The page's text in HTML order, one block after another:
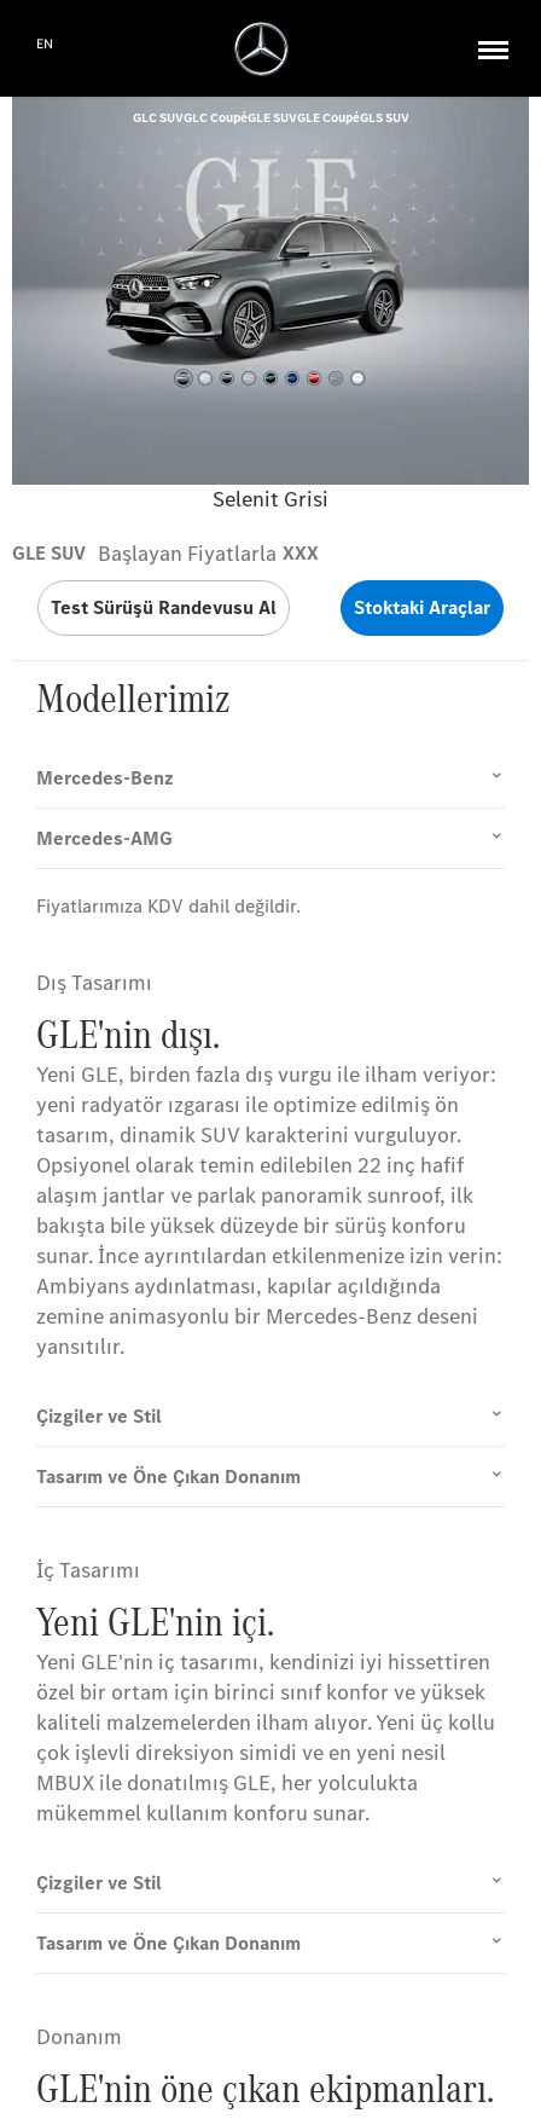
EN
Selenit Grisi
GLC SUVGLC CoupéGLE SUVGLE CoupéGLS SUV
GLE SUV Başlayan Fiyatlarla XXX
Test Sürüşü Randevusu Al Stoktaki Araçlar
Modellerimiz
Mercedes-Benz
Mercedes-AMG
Fiyatlarımıza KDV dahil değildir.
Dış Tasarımı
GLE'nin dışı.
Yeni GLE, birden fazla dış vurgu ile ilham veriyor:
yeni radyatör ızgarası ile optimize edilmiş ön
tasarım, dinamik SUV karakterini vurguluyor.
Opsiyonel olarak temin edilebilen 22 inç hafif
alaşım jantlar ve parlak panoramik sunroof, ilk
bakışta bile yüksek düzeyde bir sürüş konforu
sunar. İnce ayrıntılardan etkilenmenize izin verin:
Ambiyans aydınlatması, kapılar açıldığında
zemine animasyonlu bir Mercedes-Benz deseni
yansıtılır.
Çizgiler ve Stil
Tasarım ve Öne Çıkan Donanım
İç Tasarımı
Yeni GLE'nin içi.
Yeni GLE'nin iç tasarımı, kendinizi iyi hissettiren
özel bir ortam için birinci sınıf konfor ve yüksek
kaliteli malzemelerden ilham alıyor. Yeni üç kollu
çok işlevli direksiyon simidi ve en yeni nesil
MBUX ile donatılmış GLE, her yolculukta
mükemmel kullanım konforu sunar.
Çizgiler ve Stil
Tasarım ve Öne Çıkan Donanım
Donanım
GLE'nin öne çıkan ekipmanları.